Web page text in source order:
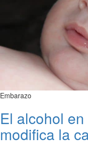
Embarazo
El alcohol
modifica la